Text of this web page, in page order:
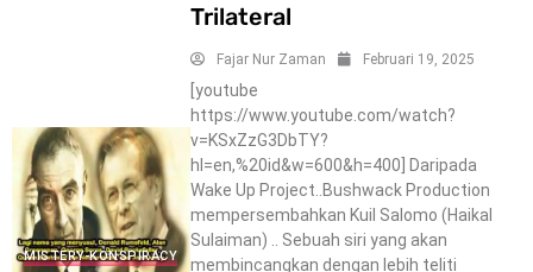
MISTERY-KONSPIRACY
Trilateral
Fajar Nur Zaman Februari 19, 2025
[youtube
https://www.youtube.com/watch?
v=KSxZzG3DbTY?
hl=en,%20id&w=600&h=400] Daripada
Wake Up Project..Bushwack Production
mempersembahkan Kuil Salomo (Haikal
Sulaiman) .. Sebuah siri yang akan
membincangkan dengan lebih teliti